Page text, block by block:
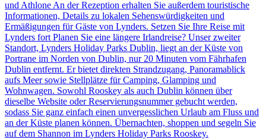
und Athlone An der Rezeption erhalten Sie außerdem touristische
Informationen, Details zu lokalen Sehenswürdigkeiten und
Ermäßigungen für Gäste von Lynders. Setzen Sie Ihre Reise mit
Lynders fort Planen Sie eine längere Irlandreise? Unser zweiter
Standort, Lynders Holiday Parks Dublin, liegt an der Küste von
Portrane im Norden von Dublin, nur 20 Minuten vom Fährhafen
Dublin entfernt. Er bietet direkten Strandzugang, Panoramablick
aufs Meer sowie Stellplätze für Camping, Glamping und
Wohnwagen. Sowohl Rooskey als auch Dublin können über
dieselbe Website oder Reservierungsnummer gebucht werden,
sodass Sie ganz einfach einen unvergesslichen Urlaub am Fluss und
an der Küste planen können. Übernachten, shoppen und segeln Sie
auf dem Shannon im Lynders Holiday Parks Rooskey.